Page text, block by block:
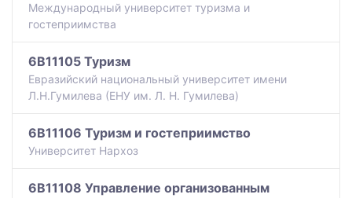
Международный университет туризма и
гостеприимства
6B11105 Туризм
Евразийский национальный университет имени
Л.Н.Гумилева (ЕНУ им. Л. Н. Гумилева)
6B11106 Туризм и гостеприимство
Университет Нархоз
6B11108 Управление организованным